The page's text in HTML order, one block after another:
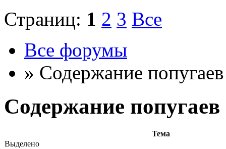
Страниц: 1 2 3 Все
Все форумы
» Содержание попугаев
Содержание попугаев
Тема
Выделено